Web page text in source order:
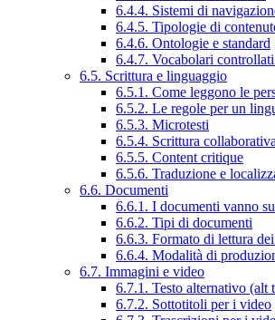
6.4.4. Sistemi di
6.4.5. Tipologie di
6.4.6. Ontologie e standard
6.4.7. Vocabolari
6.5. Scrittura e linguaggio
6.5.1. Come leggono le
6.5.2. Le regole per un
6.5.3. Microtesti
6.5.4. Scrittura collaborativa
6.5.5. Content critique
6.5.6. Traduzione e
6.6. Documenti
6.6.1. I documenti vanno
6.6.2. Tipi di documenti
6.6.3. Formato di lettura
6.6.4. Modalità di
6.7. Immagini e video
6.7.1. Testo alternativo (alt
6.7.2. Sottotitoli per i video